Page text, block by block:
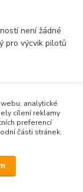
není žádné
pro výcvik pilotů
analytické
cílení reklamy
preferencí
části stránek.